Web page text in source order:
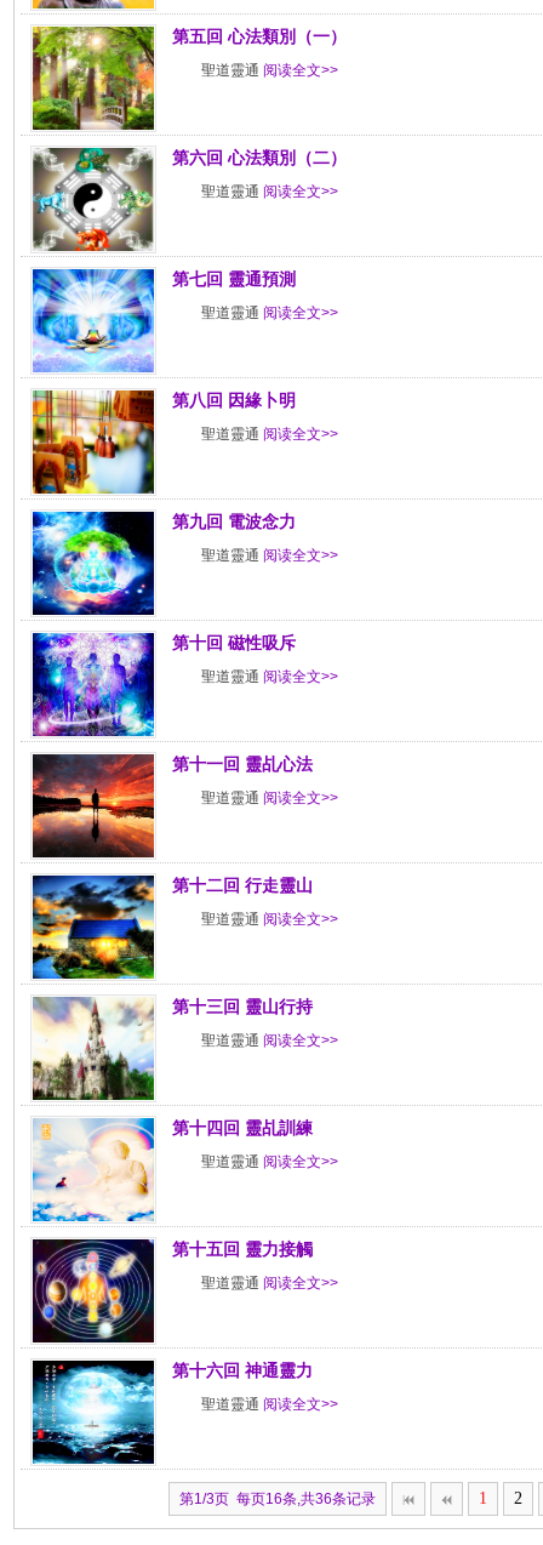
第五回 心法類別（一）
聖道靈通 阅读全文>>
第六回 心法類別（二）
聖道靈通 阅读全文>>
第七回 靈通預測
聖道靈通 阅读全文>>
第八回 因緣卜明
聖道靈通 阅读全文>>
第九回 電波念力
聖道靈通 阅读全文>>
第十回 磁性吸斥
聖道靈通 阅读全文>>
第十一回 靈乩心法
聖道靈通 阅读全文>>
第十二回 行走靈山
聖道靈通 阅读全文>>
第十三回 靈山行持
聖道靈通 阅读全文>>
第十四回 靈乩訓練
聖道靈通 阅读全文>>
第十五回 靈力接觸
聖道靈通 阅读全文>>
第十六回 神通靈力
聖道靈通 阅读全文>>
第1/3页 每页16条,共36条记录 1 2